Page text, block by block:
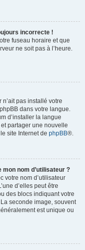
incorrecte !
fuseau horaire et que
ne soit pas à l’heure.
pas installé votre
dans votre langue.
d’installer la langue
partager une nouvelle
site Internet de phpBB®.
nom d’utilisateur ?
votre nom d’utilisateur
d’elles peut être
des blocs indiquant votre
seconde image, souvent
est unique ou